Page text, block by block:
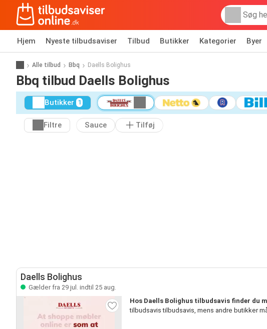
Hjem Nyeste tilbudsaviser Tilbud Butikker Kategorier Byer
Alle tilbud Bbq Daells Bolighus
Bbq tilbud Daells Bolighus
Butikker 1
Filtre Sauce Tilføj
Daells Bolighus
Gælder fra 29 jul. indtil 25 aug.
Hos Daells Bolighus tilbudsavis finder du
tilbudsavis tilbudsavis, mens andre butikker